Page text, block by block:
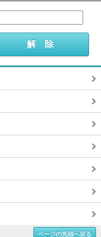
ページの先頭へ戻る